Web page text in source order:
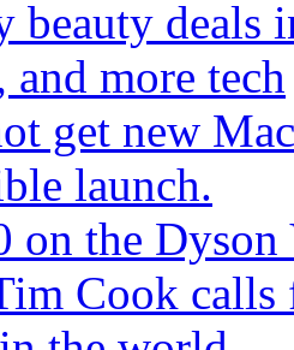
beauty deals
more tech
get new
launch.
on the
Cook